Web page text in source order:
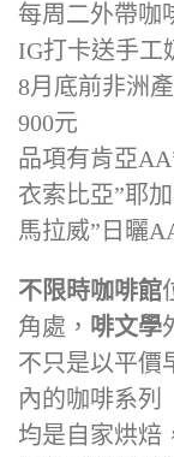
每周二外帶咖
IG打卡送手工
8月底前非洲
900元
品項有肯亞
衣索比亞”耶
馬拉威”日曬
不限時咖啡館
角處， 啡文學
不只是以平價
內的咖啡系列
均是自家烘焙